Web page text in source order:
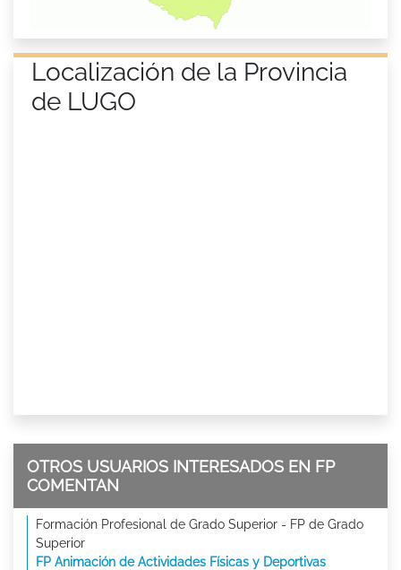
Localización de la Provincia
de LUGO
OTROS USUARIOS INTERESADOS EN FP
COMENTAN
Formación Profesional de Grado Superior - FP de Grado
Superior
FP Animación de Actividades Físicas y Deportivas